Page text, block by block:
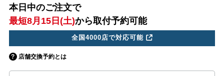
本日中のご注文で
最短8月15日(土)から取付予約可能
全国4000店で対応可能
店舗交換予約とは